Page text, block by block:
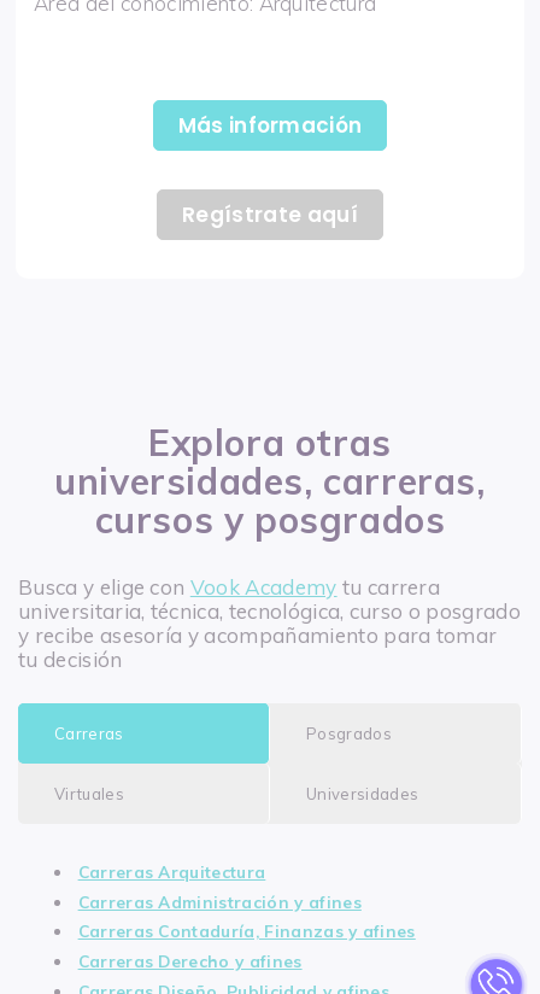
Regístrate aquí
Más información
Explora otras
universidades, carreras,
cursos y posgrados
Busca y elige con Vook Academy tu carrera
universitaria, técnica, tecnológica, curso o posgrado
y recibe asesoría y acompañamiento para tomar
tu decisión
Carreras Posgrados
Virtuales Universidades
Carreras Arquitectura
Carreras Administración y afines
Carreras Contaduría, Finanzas y afines
Carreras Derecho y afines